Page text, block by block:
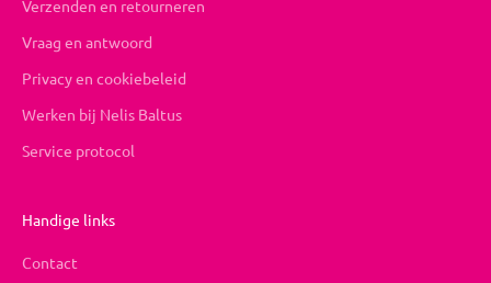
Verzenden en retourneren
Vraag en antwoord
Privacy en cookiebeleid
Werken bij Nelis Baltus
Service protocol
Handige links
Contact